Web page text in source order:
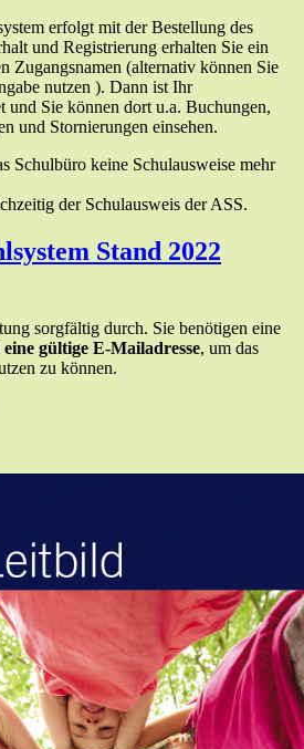
erfolgt mit der Bestellung des
und Registrierung erhalten Sie ein
Zugangsnamen (alternativ können Sie
nutzen ). Dann ist Ihr
und Sie können dort u.a. Buchungen,
und Stornierungen einsehen.
Schulbüro keine Schulausweise mehr
der Schulausweis der ASS.
Stand 2022
sorgfältig durch. Sie benötigen eine
gültige E-Mailadresse, um das
zu können.